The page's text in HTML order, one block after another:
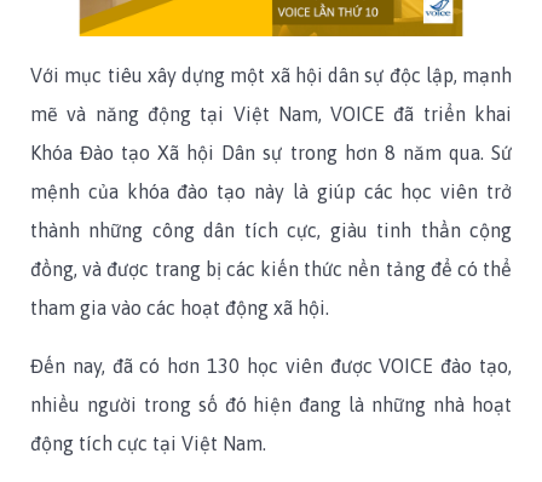
Với mục tiêu xây dựng một xã hội dân sự độc lập, mạnh
mẽ và năng động tại Việt Nam, VOICE đã triển khai
Khóa Đào tạo Xã hội Dân sự trong hơn 8 năm qua. Sứ
mệnh của khóa đào tạo này là giúp các học viên trở
thành những công dân tích cực, giàu tinh thần cộng
đồng, và được trang bị các kiến thức nền tảng để có thể
tham gia vào các hoạt động xã hội.
Đến nay, đã có hơn 130 học viên được VOICE đào tạo,
nhiều người trong số đó hiện đang là những nhà hoạt
động tích cực tại Việt Nam.